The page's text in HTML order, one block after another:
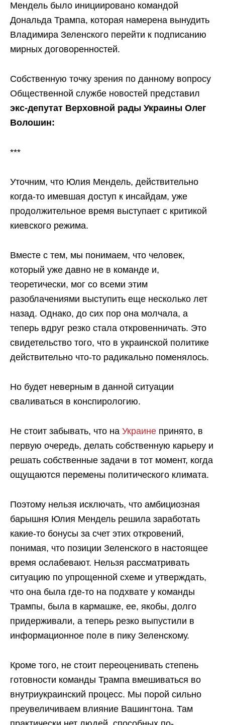
Мендель было инициировано командой
Дональда Трампа, которая намерена вынудить
Владимира Зеленского перейти к подписанию
мирных договоренностей.
Собственную точку зрения по данному вопросу
Общественной службе новостей представил
экс-депутат Верховной рады Украины Олег
Волошин:
***
Уточним, что Юлия Мендель, действительно
когда-то имевшая доступ к инсайдам, уже
продолжительное время выступает с критикой
киевского режима.
Вместе с тем, мы понимаем, что человек,
который уже давно не в команде и,
теоретически, мог со всеми этим
разоблачениями выступить еще несколько лет
назад. Однако, до сих пор она молчала, а
теперь вдруг резко стала откровенничать. Это
свидетельство того, что в украинской политике
действительно что-то радикально поменялось.
Но будет неверным в данной ситуации
сваливаться в конспирологию.
Не стоит забывать, что на Украине принято, в
первую очередь, делать собственную карьеру и
решать собственные задачи в тот момент, когда
ощущаются перемены политического климата.
Поэтому нельзя исключать, что амбициозная
барышня Юлия Мендель решила заработать
какие-то бонусы за счет этих откровений,
понимая, что позиции Зеленского в настоящее
время ослабевают. Нельзя рассматривать
ситуацию по упрощенной схеме и утверждать,
что она была где-то на подхвате у команды
Трампы, была в кармашке, ее, якобы, долго
придерживали, а теперь резко выпустили в
информационное поле в пику Зеленскому.
Кроме того, не стоит переоценивать степень
готовности команды Трампа вмешиваться во
внутриукраинский процесс. Мы порой сильно
преувеличиваем влияние Вашингтона. Там